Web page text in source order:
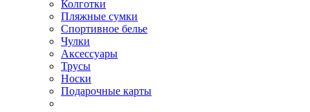
Колготки
Пляжные сумки
Спортивное белье
Чулки
Аксессуары
Трусы
Носки
Подарочные карты